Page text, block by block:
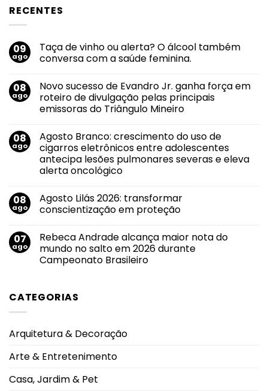
RECENTES
09
ago
Taça de vinho ou alerta? O álcool também
conversa com a saúde feminina.
em
Taça
de
vinho
O
álcool
também
conversa
com
a
08
ago
Novo sucesso de Evandro Jr. ganha força em
roteiro de divulgação pelas principais
emissoras do Triângulo Mineiro
em
Novo
sucesso
de
Evandro
Jr.
em
roteiro
de
principais
emissoras
do
Triângulo
08
ago
Agosto Branco: crescimento do uso de
cigarros eletrônicos entre adolescentes
antecipa lesões pulmonares severas e eleva
alerta oncológico
em
Agosto
Branco:
uso
de
cigarros
eletrônicos
pulmonares
alerta
oncológico
08
ago
Agosto Lilás 2026: transformar
conscientização em proteção
em
Agosto
Lilás
2026:
transformar
07
ago
Rebeca Andrade alcança maior nota do
mundo no salto em 2026 durante
Campeonato Brasileiro
Rebeca
Andrade
do
salto
durante
CATEGORIAS
Arquitetura & Decoração
Arte & Entretenimento
Casa, Jardim & Pet